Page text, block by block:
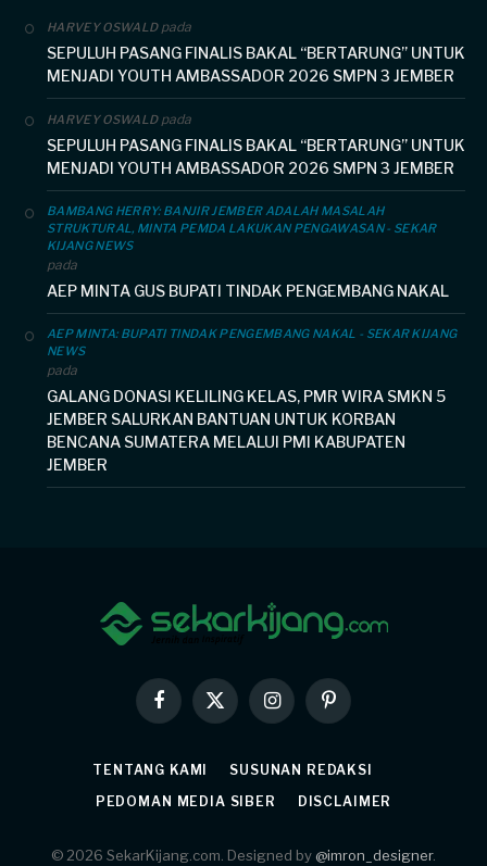
HARVEY OSWALDpada
SEPULUH PASANG FINALIS BAKAL “BERTARUNG” UNTUK
MENJADI YOUTH AMBASSADOR 2026 SMPN 3 JEMBER
HARVEY OSWALDpada
SEPULUH PASANG FINALIS BAKAL “BERTARUNG” UNTUK
MENJADI YOUTH AMBASSADOR 2026 SMPN 3 JEMBER
BAMBANG HERRY: BANJIR JEMBER ADALAH MASALAH
STRUKTURAL, MINTA PEMDA LAKUKAN PENGAWASAN - SEKAR
KIJANG NEWS
pada
AEP MINTA GUS BUPATI TINDAK PENGEMBANG NAKAL
AEP MINTA: BUPATI TINDAK PENGEMBANG NAKAL - SEKAR KIJANG
NEWS
pada
GALANG DONASI KELILING KELAS, PMR WIRA SMKN 5
JEMBER SALURKAN BANTUAN UNTUK KORBAN
BENCANA SUMATERA MELALUI PMI KABUPATEN
JEMBER
Facebook
X
(Twitter)
InstagramPinterest
TENTANG KAMI
SUSUNAN REDAKSI
PEDOMAN MEDIA SIBER
DISCLAIMER
© 2026 SekarKijang.com. Designed by @imron_designer.